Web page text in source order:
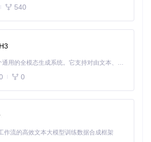
使用集成显卡处理日常任务
至30%
自动化规则设置，无需用户手动切换，系
能应用。
智能切换
性能与温度之间寻找平衡。该工具提供的
连模式，适合3A大作，提供最高图形性
载自动切换显卡，平衡性能与功耗
540
MiniMax H3 是一个通用的全模态生成系统。它支持对由文本、图像、视频和音频组成的多模态上下文进行统一理解，并能生成分辨率高达 2K、时长可达 15 秒的带原生立体声音频的视频。得益于面向任务泛化的系统设计，H3 在预训练阶段就已具备广泛的多模态上下文理解与生成能力，能够出色地执行复杂的多模态指令。
0
作流的高效文本大模型训练数据合成框架